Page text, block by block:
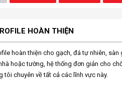
HOÀN THIỆN
hoàn thiện cho gạch, đá tự nhiên,
hoặc tường, hệ thống đơn giản cho
tôi chuyên về tất cả các lĩnh vực này.